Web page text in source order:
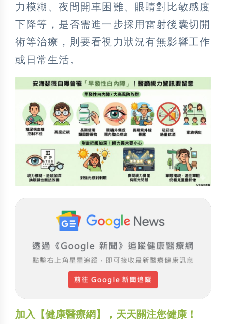
力模糊、夜間開車困難、眼睛對比敏感度
下降等，是否需進一步採用雷射後囊切開
術等治療，則要看視力狀況有無影響工作
或日常生活。
加入【健康醫療網】，天天關注您健康！